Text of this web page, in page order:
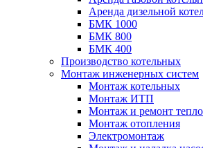
Аренда дизельной
БМК 1000
БМК 800
БМК 400
Производство котельных
Монтаж инженерных систем
Монтаж котельных
Монтаж ИТП
Монтаж и ремонт
Монтаж отопления
Электромонтаж